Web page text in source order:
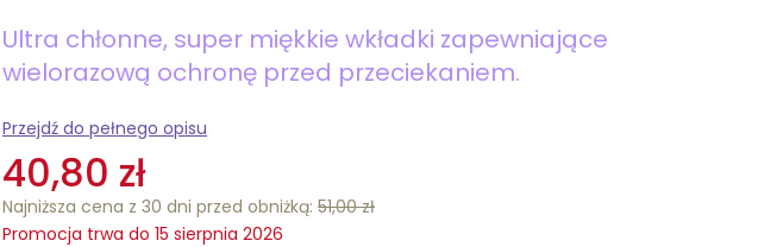
Ultra chłonne, super miękkie wkładki zapewniające
wielorazową ochronę przed przeciekaniem.
Przejdź do pełnego opisu
40,80 zł
Najniższa cena z 30 dni przed obniżką: 51,00 zł
Promocja trwa do 15 sierpnia 2026